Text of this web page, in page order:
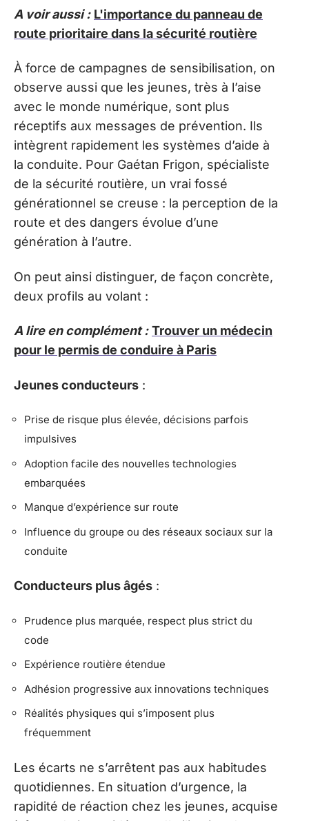
A voir aussi : L'importance du panneau de
route prioritaire dans la sécurité routière
À force de campagnes de sensibilisation, on
observe aussi que les jeunes, très à l’aise
avec le monde numérique, sont plus
réceptifs aux messages de prévention. Ils
intègrent rapidement les systèmes d’aide à
la conduite. Pour Gaétan Frigon, spécialiste
de la sécurité routière, un vrai fossé
générationnel se creuse : la perception de la
route et des dangers évolue d’une
génération à l’autre.
On peut ainsi distinguer, de façon concrète,
deux profils au volant :
A lire en complément : Trouver un médecin
pour le permis de conduire à Paris
Jeunes conducteurs :
Prise de risque plus élevée, décisions parfois
impulsives
Adoption facile des nouvelles technologies
embarquées
Manque d’expérience sur route
Influence du groupe ou des réseaux sociaux sur la
conduite
Conducteurs plus âgés :
Prudence plus marquée, respect plus strict du
code
Expérience routière étendue
Adhésion progressive aux innovations techniques
Réalités physiques qui s’imposent plus
fréquemment
Les écarts ne s’arrêtent pas aux habitudes
quotidiennes. En situation d’urgence, la
rapidité de réaction chez les jeunes, acquise